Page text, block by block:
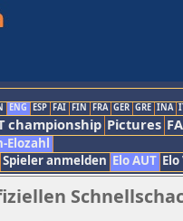
ENG ESP FAI FIN FRA GER GRE INA
championship Pictures
Elozahl
Spieler anmelden Elo AUT